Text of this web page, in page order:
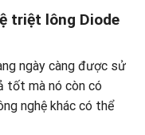
triệt lông Diode
ngày càng được sử
tốt mà nó còn có
nghệ khác có thể